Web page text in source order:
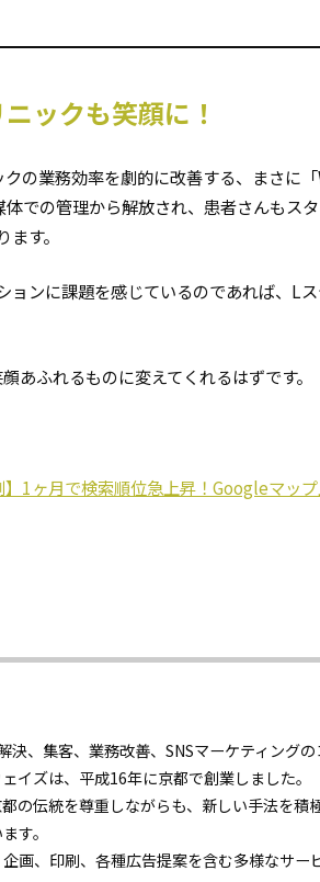
ックも笑顔に！
の業務効率を劇的に改善する、まさに
での管理から解放され、患者さんもス
す。
ョンに課題を感じているのであれば、L
あふれるものに変えてくれるはずです。
】1ヶ月で検索順位急上昇！Googleマッ
決、集客、業務改善、SNSマーケティングの
イズは、平成16年に京都で創業しました。
の伝統を尊重しながらも、新しい手法を積
す。
画、印刷、各種広告提案を含む多様なサー